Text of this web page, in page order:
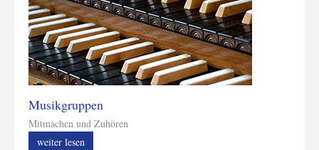
Musikgruppen
Mitmachen und Zuhören
weiter lesen